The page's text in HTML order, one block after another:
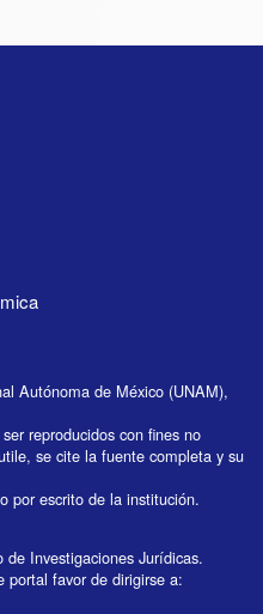
Autónoma de México (UNAM),
reproducidos con fines no
se cite la fuente completa y su
por escrito de la institución.
Investigaciones Jurídicas.
portal favor de dirigirse a: